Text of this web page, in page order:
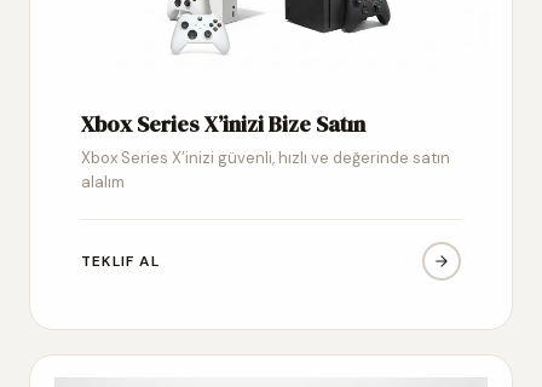
Xbox Series X’inizi Bize Satın
Xbox Series X’inizi güvenli, hızlı ve değerinde satın
alalım
TEKLIF AL